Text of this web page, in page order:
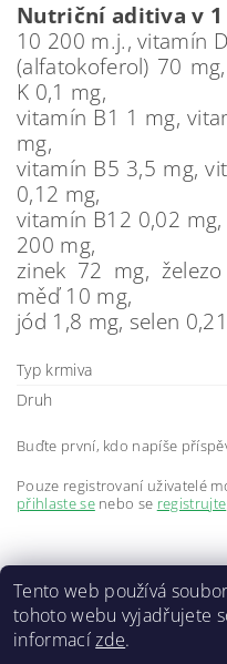
Nutriční aditiva v 1
10 200 m.j., vitamín
(alfatokoferol) 70
K 0,1 mg,
vitamín B1 1 mg,
mg,
vitamín B5 3,5 mg,
0,12 mg,
vitamín B12 0,02
200 mg,
zinek 72 mg,
měď 10 mg,
jód 1,8 mg, selen
Typ krmiva
Druh
Buďte první, kdo napíše
Pouze registrovaní uživatelé
přihlaste senebo se registrujte
Doprava a platba
Tento web používá
tohoto webu vyjadřujete
informacízde.